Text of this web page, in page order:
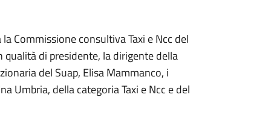
Commissione consultiva Taxi e Ncc del
qualità di presidente, la dirigente della
del Suap, Elisa Mammanco, i
Umbria, della categoria Taxi e Ncc e del